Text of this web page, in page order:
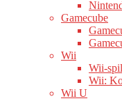
Gamecube
Wii
Wii-spil
Wii:
Wii U